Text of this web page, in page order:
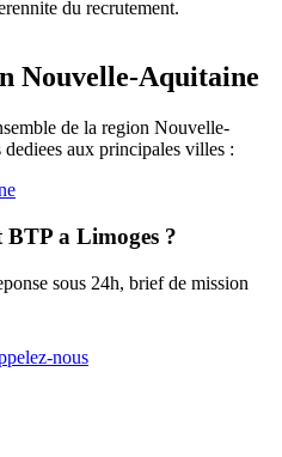
du recrutement.
Nouvelle-Aquitaine
de la region Nouvelle-
aux principales villes :
BTP a Limoges ?
sous 24h, brief de mission
nous